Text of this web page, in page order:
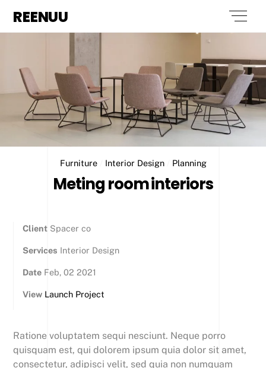
content
REENUU
Furniture Interior Design Planning
Meting room interiors
ClientSpacer co
Services Interior Design
DateFeb, 02 2021
View Launch Project
Ratione voluptatem sequi nesciunt. Neque porro
quisquam est, qui dolorem ipsum quia dolor sit amet,
consectetur, adipisci velit, sed quia non numquam